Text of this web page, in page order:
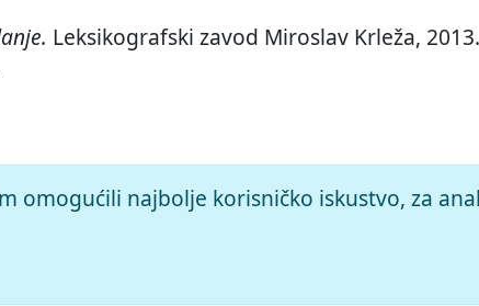
Leksikografski zavod Miroslav Krleža,
omogućili najbolje korisničko iskustvo, za